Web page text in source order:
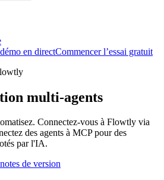
en directCommencer l’essai gratuit
multi-agents
Connectez-vous à Flowtly via
des agents à MCP pour des
par l'IA.
de version